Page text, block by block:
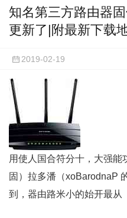
知名第三方路由器
更新了|附最新下载
2019-02-19
用使人国合符分十，大强
固）拉多潘（xoBarodnaP
到，器由路米小的始开最从